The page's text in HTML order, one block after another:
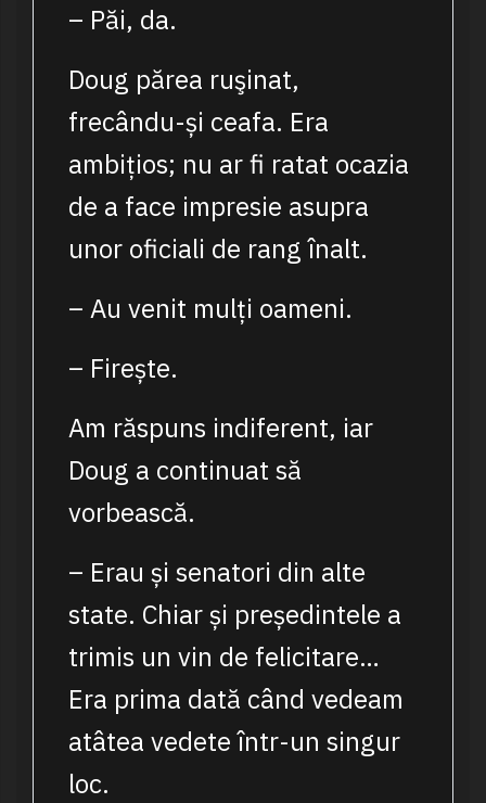
– Păi, da.
Doug părea ruşinat,
frecându-și ceafa. Era
ambițios; nu ar fi ratat ocazia
de a face impresie asupra
unor oficiali de rang înalt.
– Au venit mulți oameni.
– Firește.
Am răspuns indiferent, iar
Doug a continuat să
vorbească.
– Erau și senatori din alte
state. Chiar și președintele a
trimis un vin de felicitare…
Era prima dată când vedeam
atâtea vedete într-un singur
loc.